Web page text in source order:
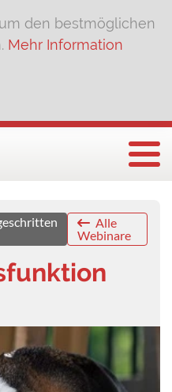
den bestmöglichen
Mehr Information
Alle
Webinare